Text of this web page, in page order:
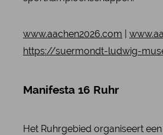
www.aachen2026.com
https://suermondt-ludwig-
Manifesta 16 Ruhr
Het Ruhrgebied organiseert